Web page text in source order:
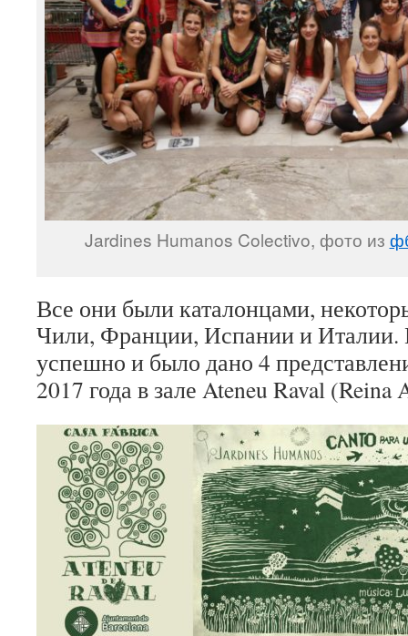
Jardines Humanos Colectivo, фото из
Все они были каталонцами,
Чили, Франции, Испании и Италии.
успешно и было дано 4
2017 года в зале Ateneu Raval (Reina